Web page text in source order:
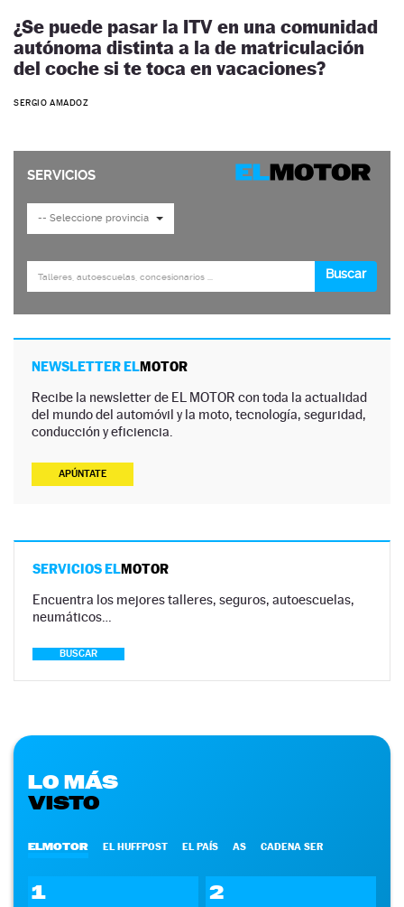
¿Se puede pasar la ITV en una comunidad
autónoma distinta a la de matriculación
del coche si te toca en vacaciones?
SERGIO AMADOZ
NEWSLETTER ELMOTOR
Recibe la newsletter de EL MOTOR con toda la actualidad
del mundo del automóvil y la moto, tecnología, seguridad,
conducción y eficiencia.
APÚNTATE
SERVICIOS ELMOTOR
Encuentra los mejores talleres, seguros, autoescuelas,
neumáticos…
BUSCAR
LO MÁS
VISTO
ELMOTOR EL HUFFPOST EL PAÍS AS CADENA SER
1 2